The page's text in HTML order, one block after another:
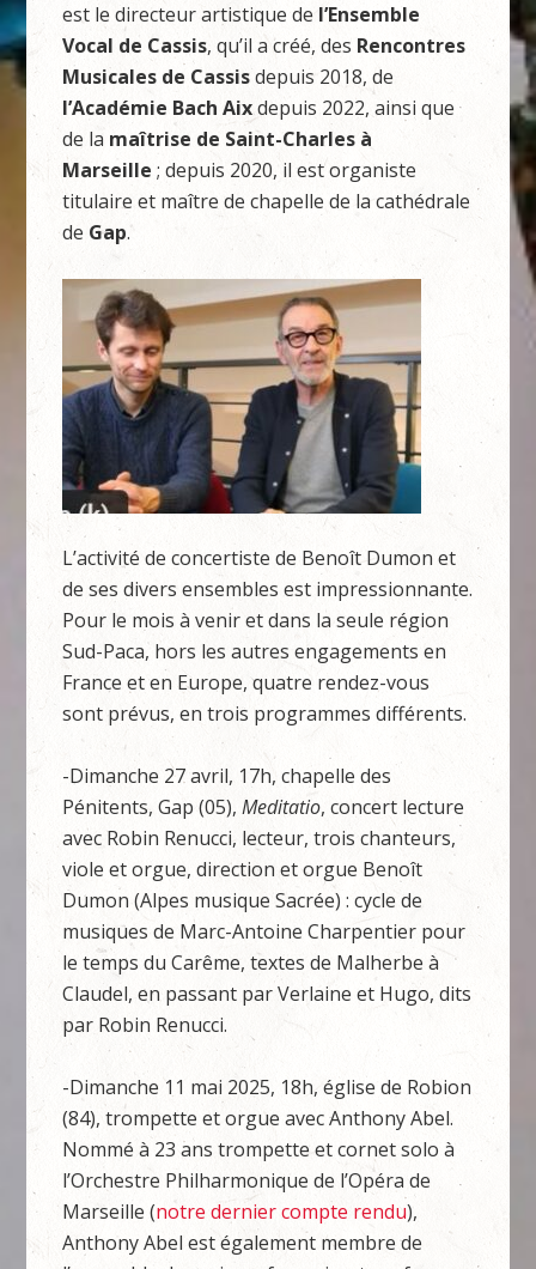
est le directeur artistique de l’Ensemble
Vocal de Cassis, qu’il a créé, des Rencontres
Musicales de Cassisdepuis 2018, de
l’Académie Bach Aixdepuis 2022, ainsi que
de la maîtrise de Saint-Charles à
Marseille; depuis 2020, il est organiste
titulaire et maître de chapelle de la cathédrale
de Gap.
L’activité de concertiste de Benoît Dumon et
de ses divers ensembles est impressionnante.
Pour le mois à venir et dans la seule région
Sud-Paca, hors les autres engagements en
France et en Europe, quatre rendez-vous
sont prévus, en trois programmes différents.
-Dimanche 27 avril, 17h, chapelle des
Pénitents, Gap (05),Meditatio, concert lecture
avec Robin Renucci, lecteur, trois chanteurs,
viole et orgue, direction et orgue Benoît
Dumon (Alpes musique Sacrée) : cycle de
musiques de Marc-Antoine Charpentier pour
le temps du Carême, textes de Malherbe à
Claudel, en passant par Verlaine et Hugo, dits
par Robin Renucci.
-Dimanche 11 mai 2025, 18h, église de Robion
(84), trompette et orgue avec Anthony Abel.
Nommé à 23 ans trompette et cornet solo à
l’Orchestre Philharmonique de l’Opéra de
Marseille (notre dernier compte rendu),
Anthony Abel est également membre de